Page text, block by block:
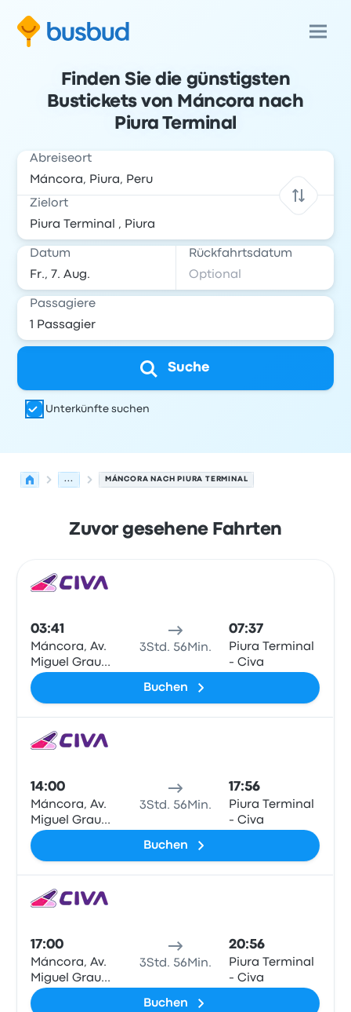
Finden Sie die günstigsten
Bustickets von Máncora nach
Piura Terminal
Abreiseort
Zielort
Datum Rückfahrtsdatum
Passagiere
Suche
Unterkünfte suchen
... MÁNCORA NACH PIURA TERMINAL
Zuvor gesehene Fahrten
03:41
Máncora, Av.
Miguel Grau
N°622
3Std. 56Min.
07:37
Piura Terminal
- Civa
Buchen
14:00
Máncora, Av.
Miguel Grau
N°622
3Std. 56Min.
17:56
Piura Terminal
- Civa
Buchen
17:00
Máncora, Av.
Miguel Grau
N°622
3Std. 56Min.
20:56
Piura Terminal
- Civa
Buchen